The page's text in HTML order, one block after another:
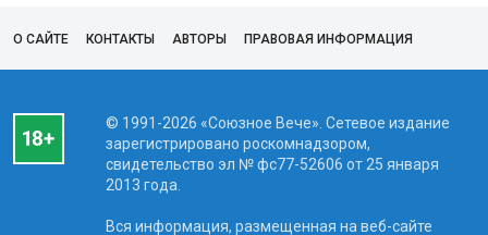
О САЙТЕ КОНТАКТЫ АВТОРЫ ПРАВОВАЯ ИНФОРМАЦИЯ
© 1991-2026 «Союзное Вече». Сетевое издание
зарегистрировано роскомнадзором,
свидетельство эл № фc77-52606 от 25 января
2013 года.
Вся информация, размещенная на веб-сайте